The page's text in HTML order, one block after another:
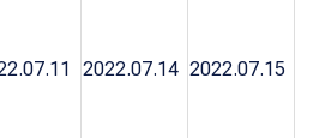
2022.07.14 2022.07.15